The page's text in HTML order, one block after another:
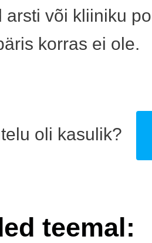
arsti või kliiniku
korras ei ole.
oli kasulik?
teemal: